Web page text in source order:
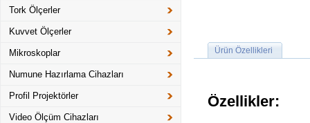
Tork Ölçerler
Kuvvet Ölçerler
Mikroskoplar
Numune Hazırlama Cihazları
Profil Projektörler
Video Ölçüm Cihazları
Ürün Özellikleri
Özellikler: